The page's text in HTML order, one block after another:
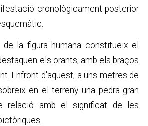
cronològicament posterior
de la figura humana constitueix el
els orants, amb els braços
Enfront d'aquest, a uns metres de
en el terreny una pedra gran
relació amb el significat de les